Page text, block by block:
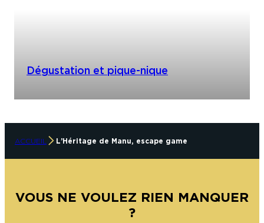
Dégustation et pique-nique
ACCUEIL L’Héritage de Manu, escape game
VOUS NE VOULEZ RIEN MANQUER
?